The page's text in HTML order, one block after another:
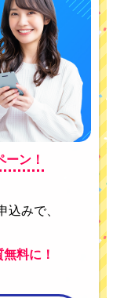
ン！
込みで、
料に！